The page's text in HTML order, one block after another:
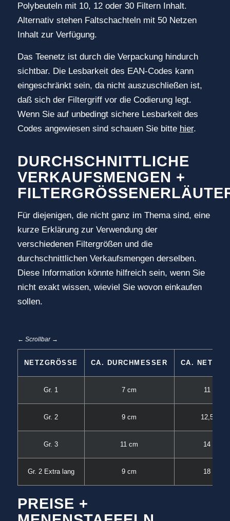
Polybeuteln mit 10, 12 oder 30 Filtern Inhalt.
Alternativ stehen Faltschachteln mit 50 Netzen
Inhalt zur Verfügung.
Das Teenetz ist durch die Verpackung hindurch
sichtbar. Die Lesbarkeit des EAN-Codes kann
eingeschränkt sein, da nicht auszuschließen ist,
daß sich der Filtergriff vor die Codierung legt.
Wenn Sie auf unbedingt sichere Lesbarkeit des
Codes angewiesen sind schauen Sie bitte hier.
DURCHSCHNITTLICHE
VERKAUFSMENGEN +
Für diejenigen, die nicht ganz im Thema sind, eine
kurze Erklärung zur Verwendung der
verschiedenen Filtergrößen und die
durchschnittlichen Verkaufsmengen derselben.
Diese Information könnte hilfreich sein, wenn Sie
nicht exakt wissen, wieviel Sie wovon einkaufen
sollen.
← Scrollbar →
NETZGRÖSSE CA. DURCHMESSER CA.
Gr. 1 7 cm 11 cm
Gr. 2 9 cm 12,5 cm
Gr. 3 11 cm 14 cm
Gr. 2 Extra lang 9 cm 18 cm
PREISE +